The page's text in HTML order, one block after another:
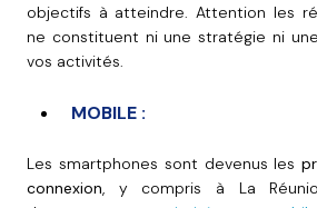
objectifs à atteindre. Attention les
ne constituent ni une stratégie ni
vos activités.
MOBILE :
Les smartphones sont devenus les
connexion, y compris à La